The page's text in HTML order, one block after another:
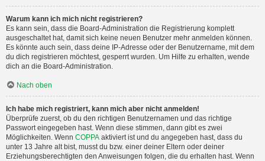
Warum kann ich mich nicht registrieren?
Es kann sein, dass die Board-Administration die Registrierung komplett
ausgeschaltet hat, damit sich keine neuen Benutzer mehr anmelden können.
Es könnte auch sein, dass deine IP-Adresse oder der Benutzername, mit dem
du dich registrieren möchtest, gesperrt wurden. Um Hilfe zu erhalten, wende
dich an die Board-Administration.
Nach oben
Ich habe mich registriert, kann mich aber nicht anmelden!
Überprüfe zuerst, ob du den richtigen Benutzernamen und das richtige
Passwort eingegeben hast. Wenn diese stimmen, dann gibt es zwei
Möglichkeiten. Wenn COPPA aktiviert ist und du angegeben hast, dass du
unter 13 Jahre alt bist, musst du bzw. einer deiner Eltern oder deiner
Erziehungsberechtigten den Anweisungen folgen, die du erhalten hast. Wenn